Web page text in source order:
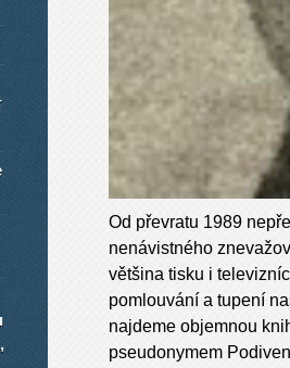
Od převratu 1989
nenávistného
většina tisku i
pomlouvání a tupení
najdeme objemnou
pseudonymem